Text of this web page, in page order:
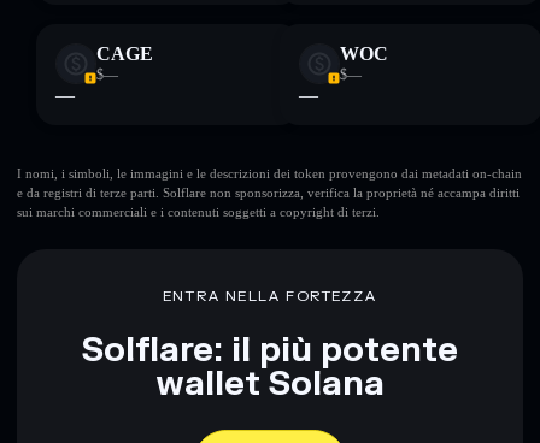
CAGE
$—
—
WOC
$—
—
I nomi, i simboli, le immagini e le descrizioni dei token provengono dai metadati on-chain
e da registri di terze parti. Solflare non sponsorizza, verifica la proprietà né accampa diritti
sui marchi commerciali e i contenuti soggetti a copyright di terzi.
ENTRA NELLA FORTEZZA
Solflare: il più potente
wallet Solana